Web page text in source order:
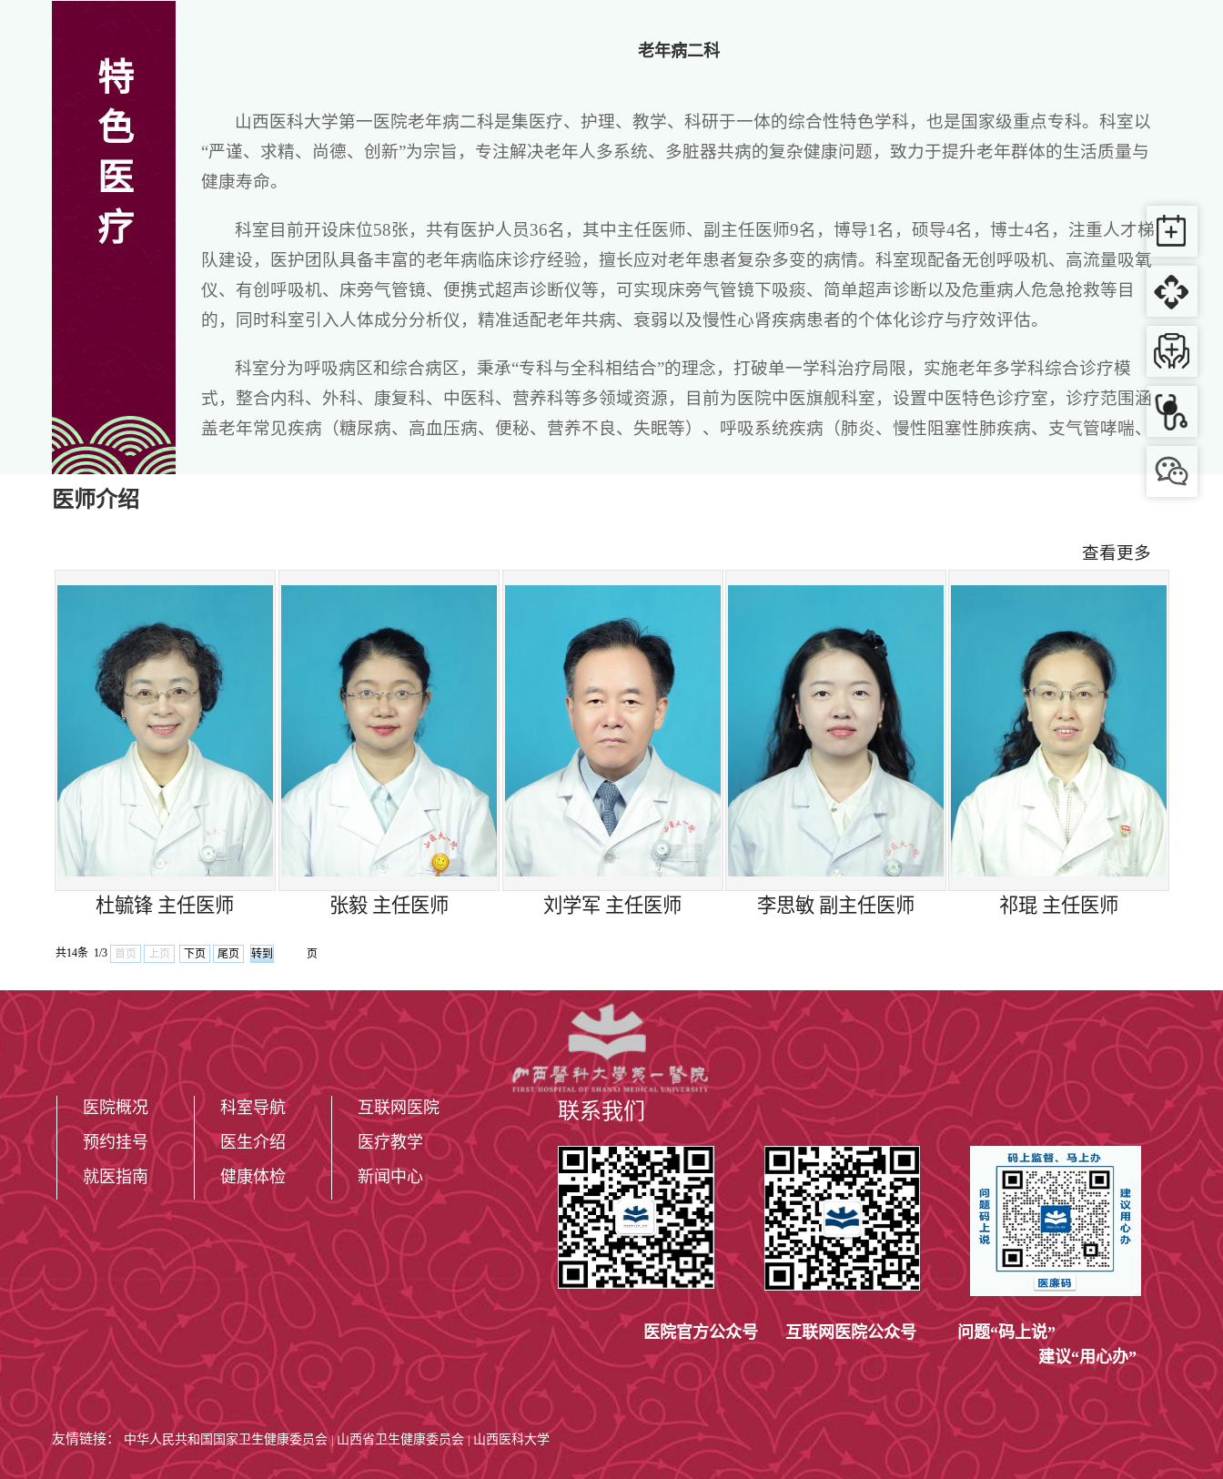
特
色
医
疗
老年病二科
山西医科大学第一医院老年病二科是集医疗、护理、教学、科研于一体的综合性特色学科，也是国家级重点专科。科室以
“严谨、求精、尚德、创新”为宗旨，专注解决老年人多系统、多脏器共病的复杂健康问题，致力于提升老年群体的生活质量与
健康寿命。
科室目前开设床位58张，共有医护人员36名，其中主任医师、副主任医师9名，博导1名，硕导4名，博士4名，注重人才梯
队建设，医护团队具备丰富的老年病临床诊疗经验，擅长应对老年患者复杂多变的病情。科室现配备无创呼吸机、高流量吸氧
仪、有创呼吸机、床旁气管镜、便携式超声诊断仪等，可实现床旁气管镜下吸痰、简单超声诊断以及危重病人危急抢救等目
的，同时科室引入人体成分分析仪，精准适配老年共病、衰弱以及慢性心肾疾病患者的个体化诊疗与疗效评估。
科室分为呼吸病区和综合病区，秉承“专科与全科相结合”的理念，打破单一学科治疗局限，实施老年多学科综合诊疗模
式，整合内科、外科、康复科、中医科、营养科等多领域资源，目前为医院中医旗舰科室，设置中医特色诊疗室，诊疗范围涵
盖老年常见疾病（糖尿病、高血压病、便秘、营养不良、失眠等）、呼吸系统疾病（肺炎、慢性阻塞性肺疾病、支气管哮喘、
老年病二科全科人员会以专业的技术、温暖的服务，守护老年群体的健康，成为老年患者信赖的健康港湾。
杜毓锋主任医师：周一下午肺癌/肺结节门诊、周二上午老年呼吸门诊（F204）
祁琨主任医师： 周一上午老年心血管病门诊（E302）、周四上午老年病科门诊（12号楼617）
张毅主任医师：周一下午神经内科门诊、周四下午神经内科前进路院区门诊、周三上午老年神经内科门诊（A220）
仲剑克主任医师：周一、周二上午肺癌/肺结节门诊、周四上午老年呼吸门诊（F204）
钱力主任医师：周一上午老年呼吸门诊（F204）、周四下午老年病科门诊（12号楼617）、周五上午肺癌/肺结节门诊
罗潇副主任医师：周五上午老年呼吸门诊（F204）、周一上午老年病科门诊（12号楼617）
王小慧副主任医师：周四下午老年呼吸门诊（F204）
李丹副主任医师：周二下午老年呼吸门诊（F204）、周五上午老年病科门诊（12号楼617）
李思敏副主任医师： 周四下午老年内分泌门诊（F506）、周三上午老年病科门诊（12号楼617）
夏焕荣主治医师：周二上午老年病科门诊（12号楼617）
樊江凤医师：周五下午老年神经内科门诊（A220）
住院位置：
5号楼14层老年病二科呼吸病区
5号楼15层老年病二科综合病区
联系方式：
老年病二科呼吸病区护理站：0351-4639566；医师办：0351-4639561
老年病二科综合病区护理站：0351-4867080；医师办：0351-4867098
医师介绍
查看更多
杜毓锋 主任医师 张毅 主任医师 刘学军 主任医师 李思敏 副主任医师 祁琨 主任医师
共14条 1/3 首页 上页 下页 尾页 页
医院概况
预约挂号
就医指南
科室导航
医生介绍
健康体检
互联网医院
医疗教学
新闻中心
联系我们
医院官方公众号 互联网医院公众号
问题“码上说”
建议“用心办”
友情链接： 中华人民共和国国家卫生健康委员会 山西省卫生健康委员会 | 山西医科大学